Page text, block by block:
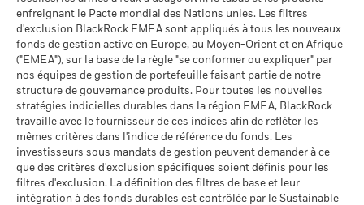
utilisée dans le calcul des performances passées. Source :
Blackrock
Moyenne pondérée de
l'intensité carbone MSCI
(tonnes de CO2e/M$ de
ventes)
au 17/juil./2026
% des avoirs à l'égard
desquels des données ESG
au 17/juil./2026
97,59
Pointage de qualité ESG
MSCI - centile par rapport aux
pairs
42,58
Données sur la
participation aux secteurs
d'activité
au 30/juin/2026
99,74%
Pourcentage des avoirs du
fonds à l'égard desquels
des données ne sont pas
disponibles
au 30/juin/2026
Voir tous les documents
enfreignant le Pacte mondial des Nations unies. Les filtres
d'exclusion BlackRock EMEA sont appliqués à tous les nouveaux
fonds de gestion active en Europe, au Moyen-Orient et en Afrique
("EMEA"), sur la base de la règle "se conformer ou expliquer" par
nos équipes de gestion de portefeuille faisant partie de notre
structure de gouvernance produits. Pour toutes les nouvelles
stratégies indicielles durables dans la région EMEA, BlackRock
travaille avec le fournisseur de ces indices afin de refléter les
mêmes critères dans l'indice de référence du fonds. Les
investisseurs sous mandats de gestion peuvent demander à ce
que des critères d'exclusion spécifiques soient définis pour les
filtres d'exclusion. La définition des filtres de base et leur
intégration à des fonds durables est contrôlée par le Sustainable